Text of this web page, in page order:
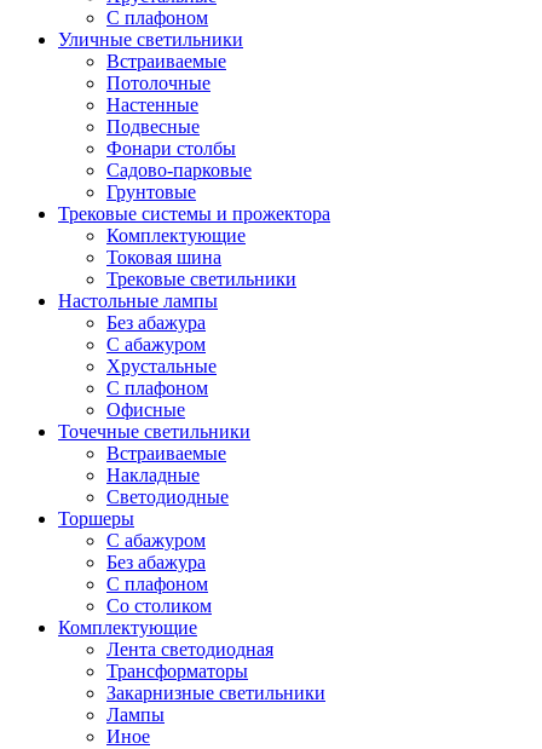
С плафоном
Уличные светильники
Встраиваемые
Потолочные
Настенные
Подвесные
Фонари столбы
Садово-парковые
Грунтовые
Трековые системы и прожектора
Комплектующие
Токовая шина
Трековые светильники
Настольные лампы
Без абажура
С абажуром
Хрустальные
С плафоном
Офисные
Точечные светильники
Встраиваемые
Накладные
Светодиодные
Торшеры
С абажуром
Без абажура
С плафоном
Со столиком
Комплектующие
Лента светодиодная
Трансформаторы
Закарнизные светильники
Лампы
Иное